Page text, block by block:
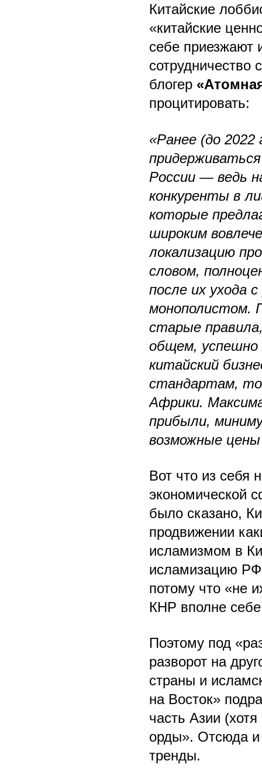
Китайские
«китайские
себе приезжают
сотрудничество
блогер
процитировать:
«Ранее (до
России — ведь
конкуренты в
которые
широким
локализацию
словом,
после их ухода
монополистом.
старые
общем, успешно
китайский
стандартам,
Африки.
прибыли,
возможные
Вот что из себя
экономической
было сказано,
продвижении
исламизмом в
исламизацию РФ
потому что «не
КНР вполне себе
Поэтому под
разворот на
страны и
на Восток»
часть Азии
орды». Отсюда и
тренды.